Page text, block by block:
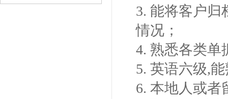
浙江省塑料协会会员
3. 能将客户归
情况；
4. 熟悉各类单
5. 英语六级,能
6. 本地人或者